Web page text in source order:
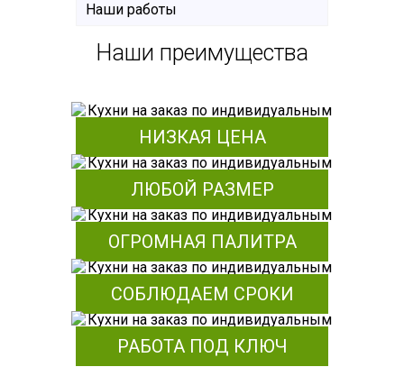
Наши работы
Наши преимущества
НИЗКАЯ ЦЕНА
ЛЮБОЙ РАЗМЕР
ОГРОМНАЯ ПАЛИТРА
СОБЛЮДАЕМ СРОКИ
РАБОТА ПОД КЛЮЧ